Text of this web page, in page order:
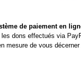
de paiement en
dons effectués via
mesure de vous